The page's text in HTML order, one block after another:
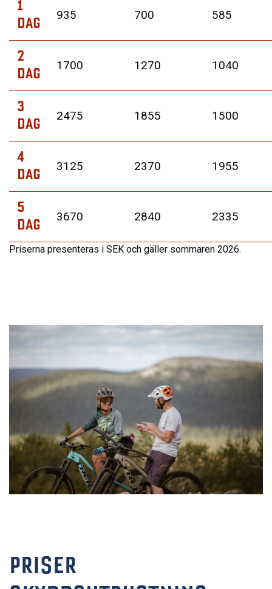
1
DAG
935 700 585
2
DAG
1700 1270 1040
3
DAG
2475 1855 1500
4
DAG
3125 2370 1955
5
DAG
3670 2840 2335
Priserna presenteras i SEK och gäller sommaren 2026.
PRISER